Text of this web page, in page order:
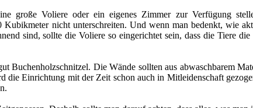
große Voliere oder ein eigenes Zimmer zur Verfügung
Kubikmeter nicht unterschreiten. Und wenn man bedenkt, wie
sind, sollte die Voliere so eingerichtet sein, dass die Tiere
Buchenholzschnitzel. Die Wände sollten aus abwaschbarem
die Einrichtung mit der Zeit schon auch in Mitleidenschaft